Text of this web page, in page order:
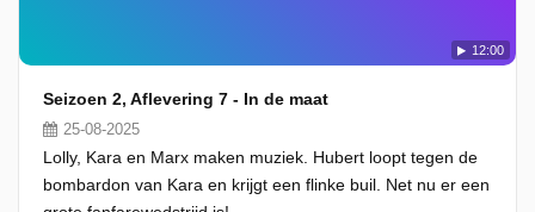
12:00
Seizoen 2, Aflevering 7 - In de maat
25-08-2025
Lolly, Kara en Marx maken muziek. Hubert loopt tegen de
bombardon van Kara en krijgt een flinke buil. Net nu er een